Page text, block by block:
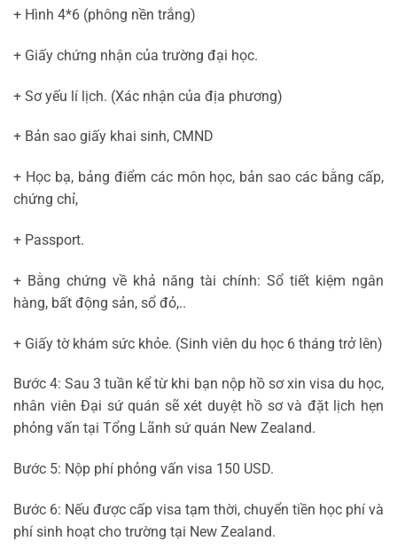
+ Hình 4*6 (phông nền trắng)
+ Giấy chứng nhận của trường đại học.
+ Sơ yếu lí lịch. (Xác nhận của địa phương)
+ Bản sao giấy khai sinh, CMND
+ Học bạ, bảng điểm các môn học, bản sao các bằng cấp,
chứng chỉ,
+ Passport.
+ Bằng chứng về khả năng tài chính: Sổ tiết kiệm ngân
hàng, bất động sản, sổ đỏ,..
+ Giấy tờ khám sức khỏe. (Sinh viên du học 6 tháng trở lên)
Bước 4: Sau 3 tuần kể từ khi bạn nộp hồ sơ xin visa du học,
nhân viên Đại sứ quán sẽ xét duyệt hồ sơ và đặt lịch hẹn
phỏng vấn tại Tổng Lãnh sứ quán New Zealand.
Bước 5: Nộp phí phỏng vấn visa 150 USD.
Bước 6: Nếu được cấp visa tạm thời, chuyển tiền học phí và
phí sinh hoạt cho trường tại New Zealand.